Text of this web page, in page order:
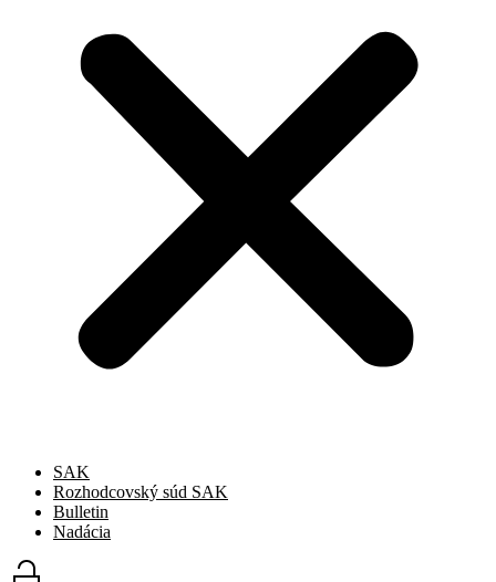
SAK
Rozhodcovský súd SAK
Bulletin
Nadácia